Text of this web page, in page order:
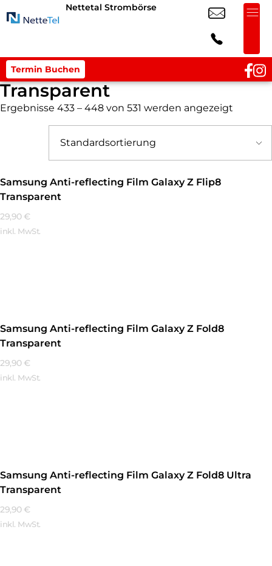
Nettetal Strombörse
Termin Buchen
Transparent
Ergebnisse 433 – 448 von 531 werden angezeigt
Samsung Anti-reflecting Film Galaxy Z Flip8
Transparent
29,90 €
inkl. MwSt.
Samsung Anti-reflecting Film Galaxy Z Fold8
Transparent
29,90 €
inkl. MwSt.
Samsung Anti-reflecting Film Galaxy Z Fold8 Ultra
Transparent
29,90 €
inkl. MwSt.